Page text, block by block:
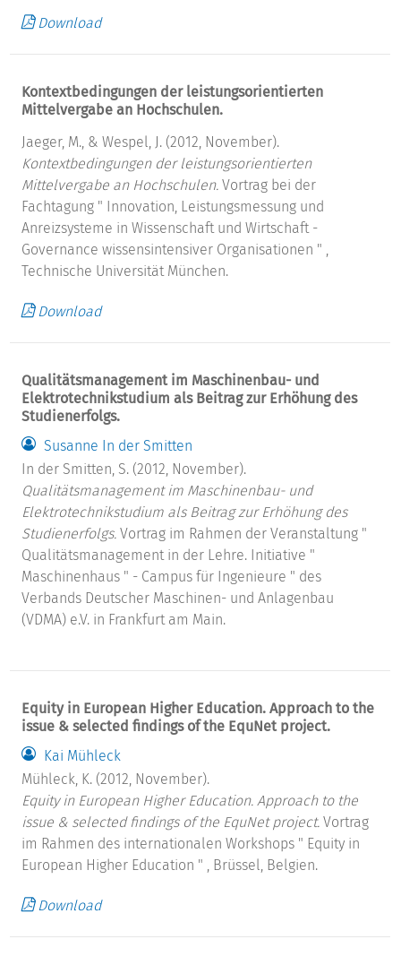
Download
Kontextbedingungen der leistungsorientierten
Mittelvergabe an Hochschulen.
Jaeger, M., & Wespel, J. (2012, November).
Kontextbedingungen der leistungsorientierten
Mittelvergabe an Hochschulen. Vortrag bei der
Fachtagung " Innovation, Leistungsmessung und
Anreizsysteme in Wissenschaft und Wirtschaft -
Governance wissensintensiver Organisationen " ,
Technische Universität München.
Download
Qualitätsmanagement im Maschinenbau- und
Elektrotechnikstudium als Beitrag zur Erhöhung des
Studienerfolgs.
Susanne In der Smitten
In der Smitten, S. (2012, November).
Qualitätsmanagement im Maschinenbau- und
Elektrotechnikstudium als Beitrag zur Erhöhung des
Studienerfolgs. Vortrag im Rahmen der Veranstaltung "
Qualitätsmanagement in der Lehre. Initiative "
Maschinenhaus " - Campus für Ingenieure " des
Verbands Deutscher Maschinen- und Anlagenbau
(VDMA) e.V. in Frankfurt am Main.
Equity in European Higher Education. Approach to the
issue & selected findings of the EquNet project.
Kai Mühleck
Mühleck, K. (2012, November).
Equity in European Higher Education. Approach to the
issue & selected findings of the EquNet project. Vortrag
im Rahmen des internationalen Workshops " Equity in
European Higher Education " , Brüssel, Belgien.
Download